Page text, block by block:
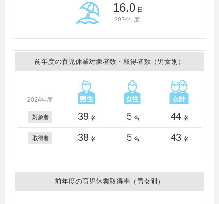
16.0 日
2024年度
前年度の育児休業対象者数・取得者数（男女別）
2024年度
対象者 39 名 5 名 44 名
取得者 38 名 5 名 43 名
前年度の育児休業取得率（男女別）